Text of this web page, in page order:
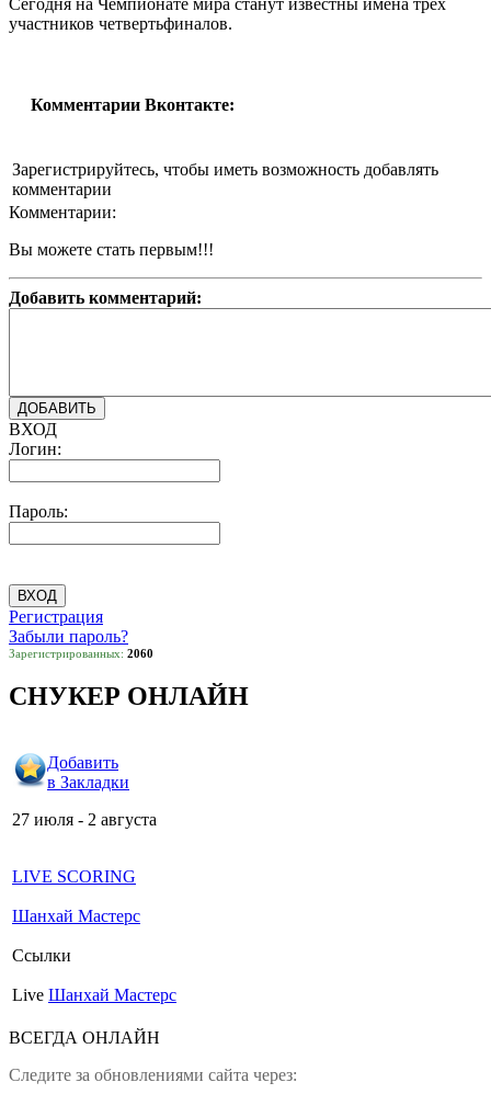
участников четвертьфиналов.
Комментарии Вконтакте:
Зарегистрируйтесь, чтобы иметь возможность добавлять
комментарии
Комментарии:
Вы можете стать первым!!!
Добавить комментарий:
ВХОД
Логин:
Пароль:
Регистрация
Забыли пароль?
Зарегистрированных: 2060
СНУКЕР ОНЛАЙН
Добавить
в Закладки
27 июля - 2 августа
LIVE SCORING
Шанхай Мастерс
Ссылки
Live Шанхай Мастерс
ВСЕГДА ОНЛАЙН
Следите за обновлениями сайта через: